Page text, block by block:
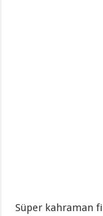
Süper kahraman